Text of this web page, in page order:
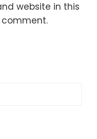
website in this
comment.